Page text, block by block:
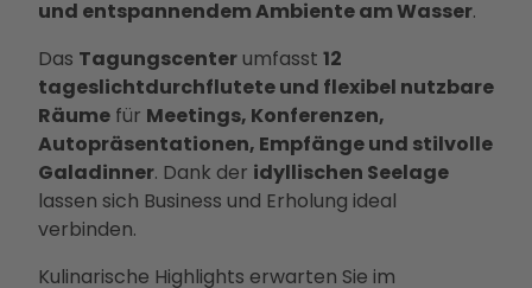
Betei
ligun
gsan
gebo
te
PMS
G
Vera
tung
und entspannendem Ambiente am Wasser.
Das Tagungscenterumfasst 12
tageslichtdurchflutete und flexibel nutzbare
Räume für Meetings, Konferenzen,
Autopräsentationen, Empfänge und stilvolle
Galadinner. Dank der idyllischen Seelage
lassen sich Business und Erholung ideal
verbinden.
Kulinarische Highlights erwarten Sie im